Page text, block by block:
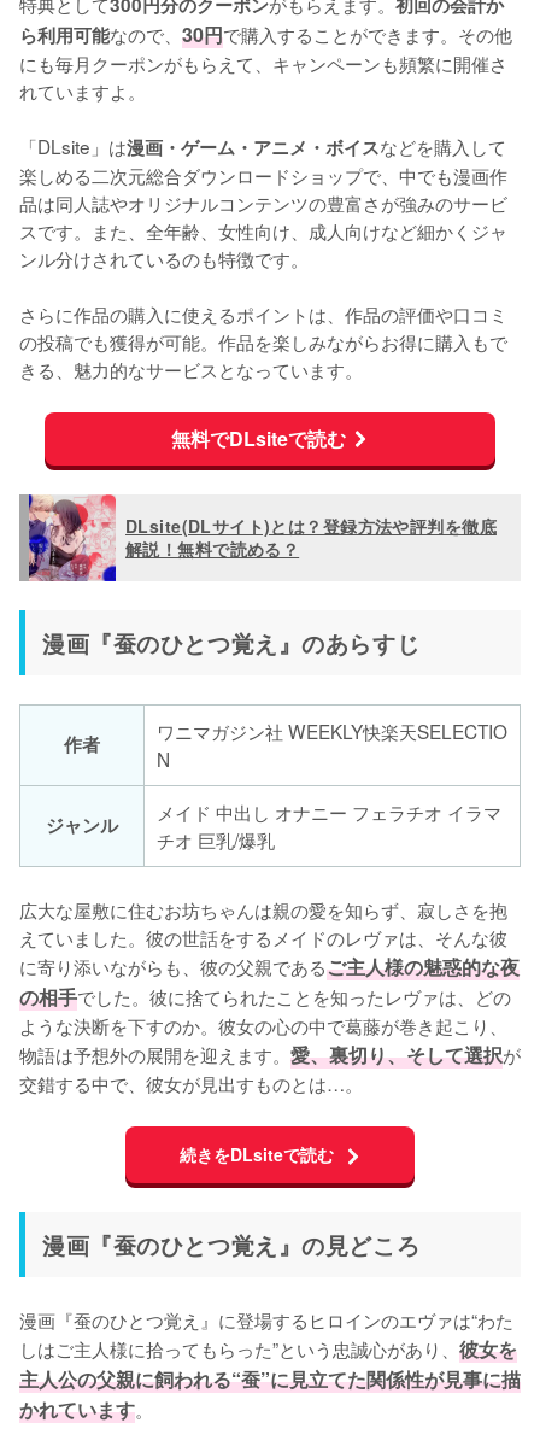
ら利用可能なので、 30円で購入することができます。その他
にも毎月クーポンがもらえて、キャンペーンも頻繁に開催さ
れていますよ。
「DLsite」は漫画・ゲーム・アニメ・ボイスなどを購入して
楽しめる二次元総合ダウンロードショップで、中でも漫画作
品は同人誌やオリジナルコンテンツの豊富さが強みのサービ
スです。また、全年齢、女性向け、成人向けなど細かくジャ
ンル分けされているのも特徴です。
さらに作品の購入に使えるポイントは、作品の評価や口コミ
の投稿でも獲得が可能。作品を楽しみながらお得に購入もで
きる、魅力的なサービスとなっています。
無料でDLsiteで読む
DLsite(DLサイト)とは？登録方法や評判を徹底
解説！無料で読める？
漫画『蚕のひとつ覚え』のあらすじ
作者
ワニマガジン社 WEEKLY快楽天SELECTIO
N
ジャンル
メイド 中出し オナニー フェラチオ イラマ
チオ 巨乳/爆乳
広大な屋敷に住むお坊ちゃんは親の愛を知らず、寂しさを抱
えていました。彼の世話をするメイドのレヴァは、そんな彼
に寄り添いながらも、彼の父親であるご主人様の魅惑的な夜
の相手でした。彼に捨てられたことを知ったレヴァは、どの
ような決断を下すのか。彼女の心の中で葛藤が巻き起こり、
物語は予想外の展開を迎えます。 愛、裏切り、そして選択が
交錯する中で、彼女が見出すものとは…。
続きをDLsiteで読む
漫画『蚕のひとつ覚え』の見どころ
漫画『蚕のひとつ覚え』に登場するヒロインのエヴァは“わた
しはご主人様に拾ってもらった”という忠誠心があり、 彼女を
主人公の父親に飼われる“蚕”に見立てた関係性が見事に描
かれています。